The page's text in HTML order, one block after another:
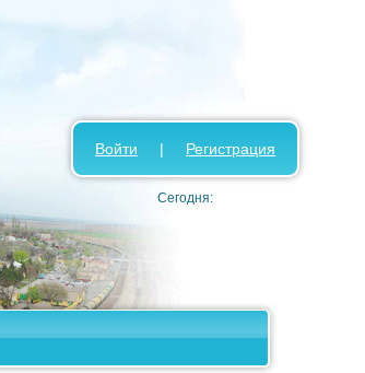
Войти | Регистрация
Сегодня: